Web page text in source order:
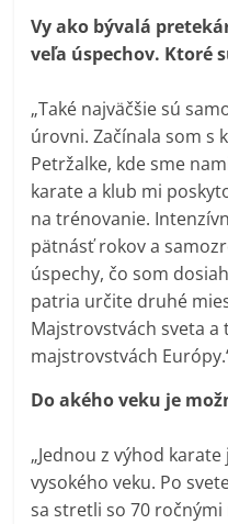
Vy ako bývalá
veľa úspechov. Ktoré
„Také najväčšie sú
úrovni. Začínala som s
Petržalke, kde sme
karate a klub mi
na trénovanie.
pätnásť rokov a
úspechy, čo som
patria určite druhé
Majstrovstvách sveta
majstrovstvách
Do akého veku je
„Jednou z výhod
vysokého veku. Po
sa stretli so 70